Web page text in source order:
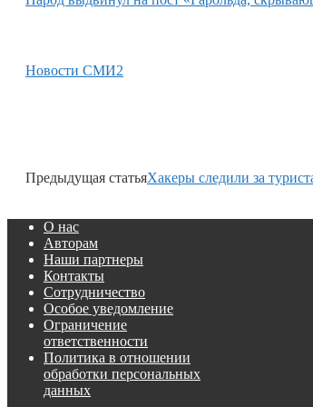
Новости СМИ2
Предыдущая статьяХакеры следили за
О нас
Авторам
Наши партнеры
Контакты
Сотрудничество
Особое уведомление
Ограничение
ответственности
Политика в отношении
обработки персональных
данных